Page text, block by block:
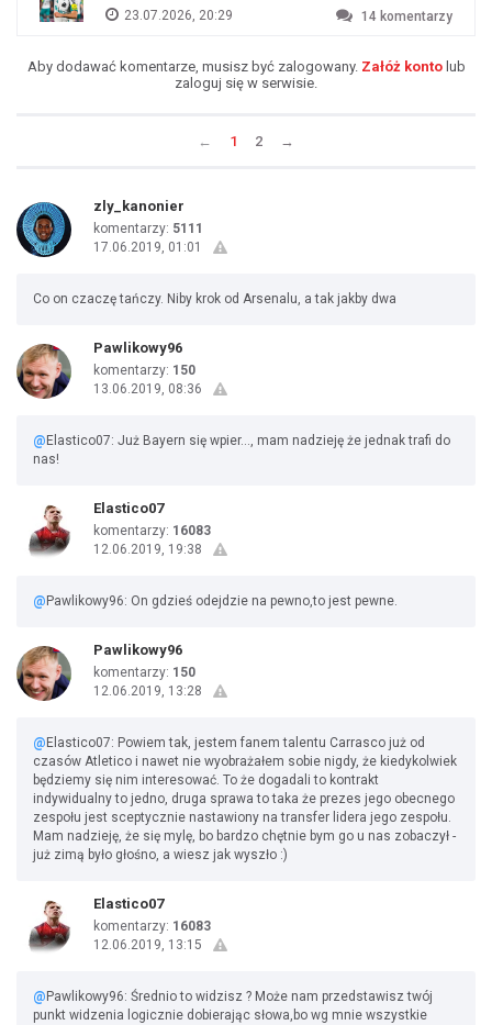
23.07.2026, 20:29 14 komentarzy
Aby dodawać komentarze, musisz być zalogowany. Załóż kontolub
zaloguj się w serwisie.
← 1 2 →
zly_kanonier
komentarzy: 5111
17.06.2019, 01:01
Co on czaczę tańczy. Niby krok od Arsenalu, a tak jakby dwa
Pawlikowy96
komentarzy: 150
13.06.2019, 08:36
@ Elastico07: Już Bayern się wpier..., mam nadzieję że jednak trafi do
nas!
Elastico07
komentarzy: 16083
12.06.2019, 19:38
@ Pawlikowy96: On gdzieś odejdzie na pewno,to jest pewne.
Pawlikowy96
komentarzy: 150
12.06.2019, 13:28
@ Elastico07: Powiem tak, jestem fanem talentu Carrasco już od
czasów Atletico i nawet nie wyobrażałem sobie nigdy, że kiedykolwiek
będziemy się nim interesować. To że dogadali to kontrakt
indywidualny to jedno, druga sprawa to taka że prezes jego obecnego
zespołu jest sceptycznie nastawiony na transfer lidera jego zespołu.
Mam nadzieję, że się mylę, bo bardzo chętnie bym go u nas zobaczył -
już zimą było głośno, a wiesz jak wyszło :)
Elastico07
komentarzy: 16083
12.06.2019, 13:15
@ Pawlikowy96: Średnio to widzisz ? Może nam przedstawisz twój
punkt widzenia logicznie dobierając słowa,bo wg mnie wszystkie